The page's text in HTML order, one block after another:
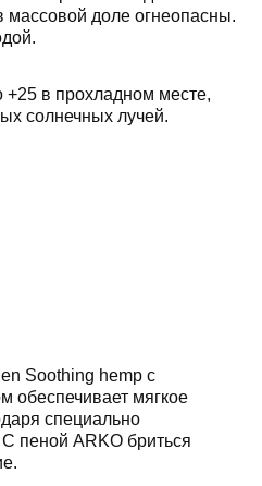
массовой доле огнеопасны.
+25 в прохладном месте,
солнечных лучей.
Soothing hemp с
обеспечивает мягкое
специально
пеной ARKO бриться